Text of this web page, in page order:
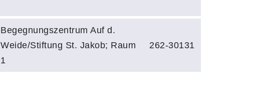
Begegnungszentrum Auf d.
Weide/Stiftung St. Jakob; Raum
1
262-30131